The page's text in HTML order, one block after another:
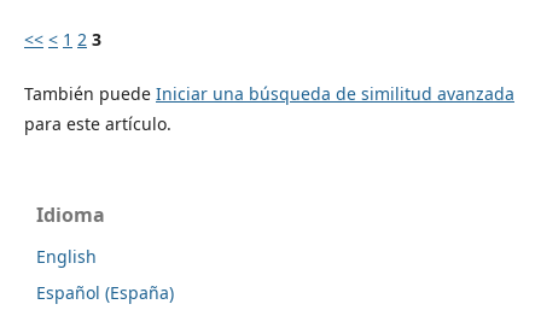
<< < 1 2 3
También puede Iniciar una búsqueda de similitud avanzada
para este artículo.
Idioma
English
Español (España)